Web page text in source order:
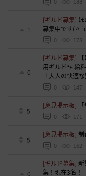
1
[ギルド募集]
募集中です(〃･
0 178
0
[ギルド募集]
用ギルド🐾 給
「大人の快適な
0 147
5
[意見掲示板]
0 171
5
[意見掲示板]制
0 162
0
[ギルド募集]
集！現在3名！